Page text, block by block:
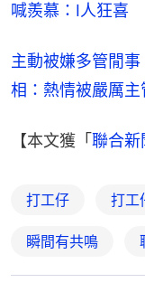
喊羨慕：I人狂喜
主動被嫌多管閒
相：熱情被嚴厲主
【本文獲「 聯合新
打工仔 打工
瞬間有共鳴